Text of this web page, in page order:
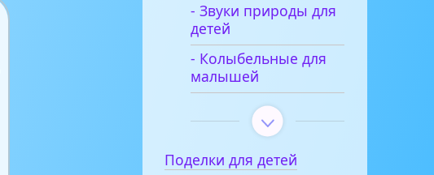
- Звуки природы для
детей
- Колыбельные для
малышей
Поделки для детей